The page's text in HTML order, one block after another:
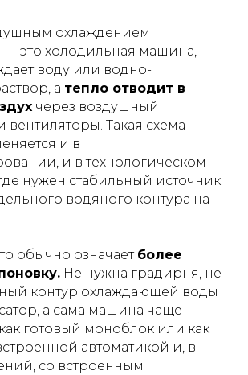
охлаждением
— это холодильная машина,
воду или водно-
а тепло отводит в
через воздушный
вентиляторы. Такая схема
и в
и в технологическом
нужен стабильный источник
водяного контура на
обычно означает более
Не нужна градирня, не
контур охлаждающей воды
а сама машина чаще
готовый моноблок или как
автоматикой и, в
со встроенным